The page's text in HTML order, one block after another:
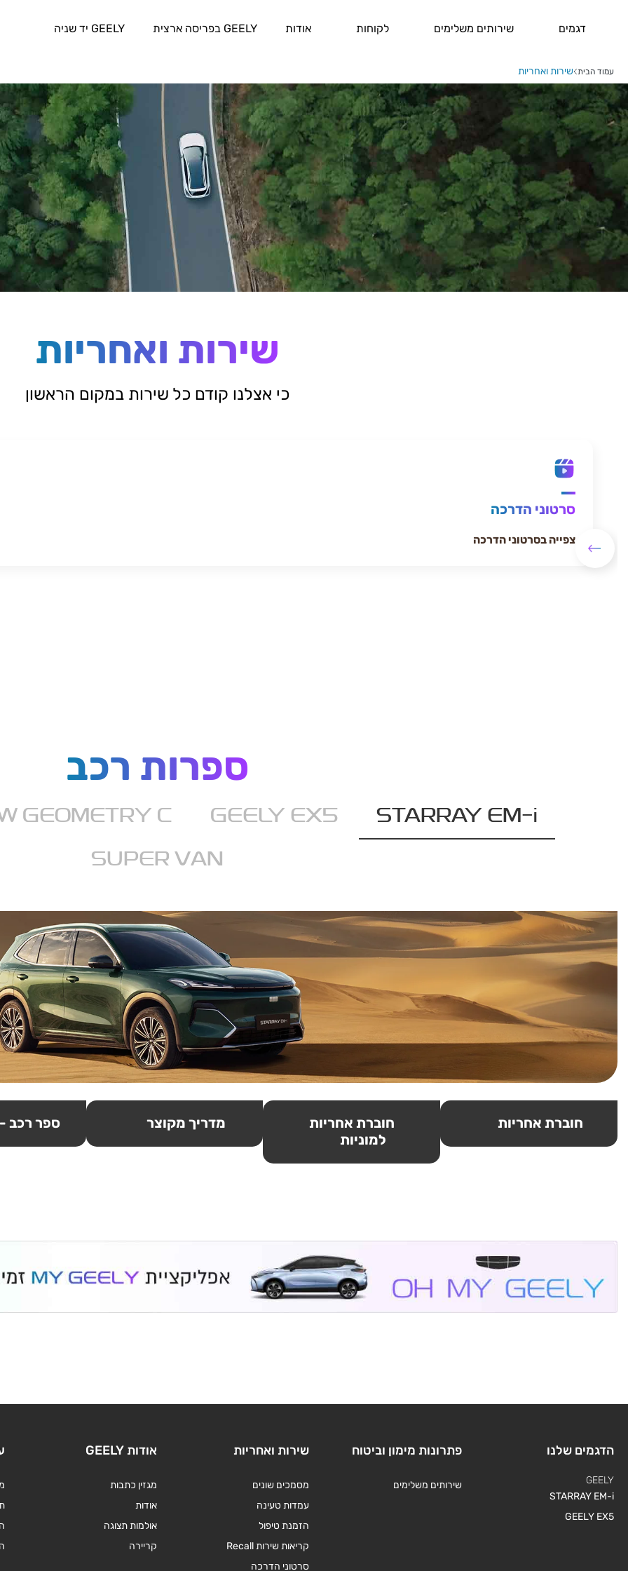
דגמים שירותים משלימים לקוחות אודות GEELY בפריסה ארצית GEELY יד שניה
עמוד הבית שירות ואחריות
שירות ואחריות
כי אצלנו קודם כל שירות במקום הראשון
סרטוני הדרכה
צפייה בסרטוני הדרכה
ספרות רכב
STARRAY EM-i
GEELY EX5
GEOMETRY C
SUPER VAN
חוברת אחריות
חוברת אחריות
למוניות
מדריך מקוצר ספר רכב
הדגמים שלנו
GEELY
STARRAY EM-i
GEELY EX5
פתרונות מימון וביטוח
שירותים משלימים
שירות ואחריות
מסמכים שונים
עמדות טעינה
הזמנת טיפול
קריאות שירות Recall
סרטוני הדרכה
אודות GEELY
מגזין כתבות
אודות
אולמות תצוגה
קריירה